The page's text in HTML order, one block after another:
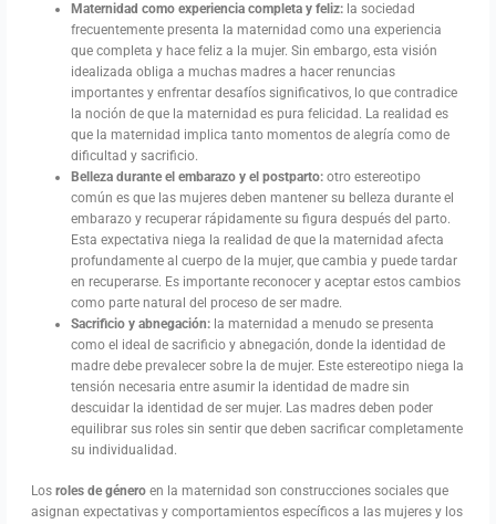
Maternidad como experiencia completa y feliz: la sociedad
frecuentemente presenta la maternidad como una experiencia
que completa y hace feliz a la mujer. Sin embargo, esta visión
idealizada obliga a muchas madres a hacer renuncias
importantes y enfrentar desafíos significativos, lo que contradice
la noción de que la maternidad es pura felicidad. La realidad es
que la maternidad implica tanto momentos de alegría como de
dificultad y sacrificio.
Belleza durante el embarazo y el postparto: otro estereotipo
común es que las mujeres deben mantener su belleza durante el
embarazo y recuperar rápidamente su figura después del parto.
Esta expectativa niega la realidad de que la maternidad afecta
profundamente al cuerpo de la mujer, que cambia y puede tardar
en recuperarse. Es importante reconocer y aceptar estos cambios
como parte natural del proceso de ser madre.
Sacrificio y abnegación: la maternidad a menudo se presenta
como el ideal de sacrificio y abnegación, donde la identidad de
madre debe prevalecer sobre la de mujer. Este estereotipo niega la
tensión necesaria entre asumir la identidad de madre sin
descuidar la identidad de ser mujer. Las madres deben poder
equilibrar sus roles sin sentir que deben sacrificar completamente
su individualidad.
Losroles de géneroen la maternidad son construcciones sociales que
asignan expectativas y comportamientos específicos a las mujeres y los